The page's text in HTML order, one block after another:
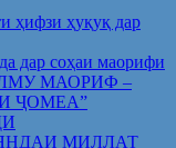
ҳифзи ҳуқуқ дар
дар соҳаи маорифи
ИЛМУ МАОРИФ –
ҶОМЕА”
МИЛЛАТ